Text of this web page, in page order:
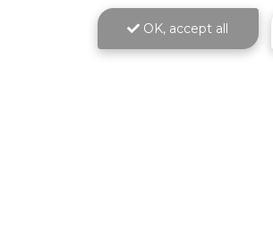
OK, accept all